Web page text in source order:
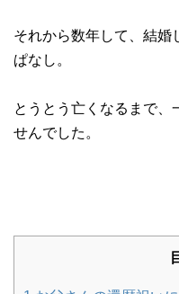
それから数年して、結婚
ぱなし。
とうとう亡くなるまで、
せんでした。